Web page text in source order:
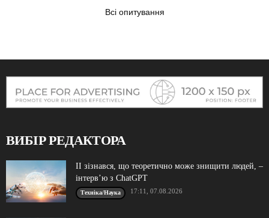
Всі опитування
ВИБІР РЕДАКТОРА
ІІ зізнався, що теоретично може знищити людей, –
інтерв’ю з ChatGPT
Техніка/Наука 17:11, 07.08.2026